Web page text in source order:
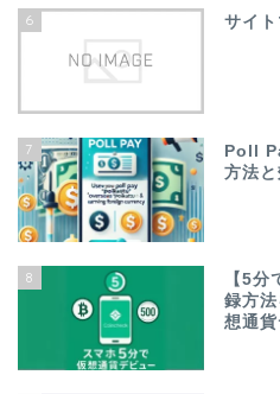
6 サイ
7
Poll
方法
8
【5
録方
想通貨